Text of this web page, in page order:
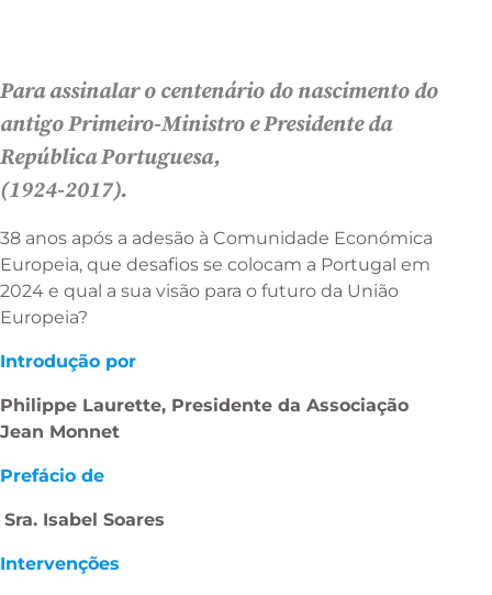
Para assinalar o centenário do nascimento do
antigo Primeiro-Ministro e Presidente da
República Portuguesa,
(1924-2017).
38 anos após a adesão à Comunidade Económica
Europeia, que desafios se colocam a Portugal em
2024 e qual a sua visão para o futuro da União
Europeia?
Introdução por
Philippe Laurette, Presidente da Associação
Jean Monnet
Prefácio de
Sra. Isabel Soares
Intervenções